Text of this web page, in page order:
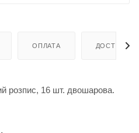
ОПЛАТА ДОСТАВКА
розпис, 16 шт. двошарова.